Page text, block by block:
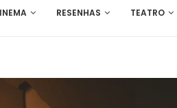
RESENHAS TEATRO